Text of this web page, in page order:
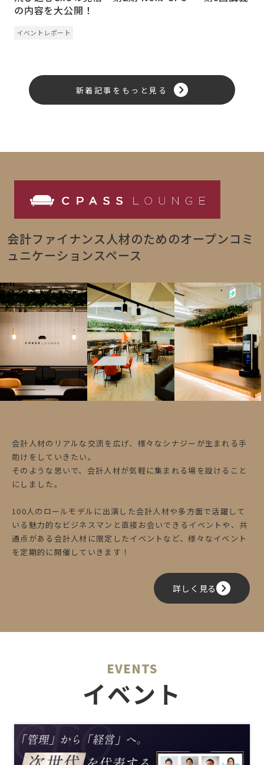
の内容を大公開！
イベントレポート
新着記事をもっと見る
会計ファイナンス人材のためのオープンコミ
ュニケーションスペース
会計人材のリアルな交流を広げ、様々なシナジーが生まれる手
助けをしていきたい。
そのような思いで、会計人材が気軽に集まれる場を設けること
にしました。
100人のロールモデルに出演した会計人材や多方面で活躍して
いる魅力的なビジネスマンと直接お会いできるイベントや、共
通点がある会計人材に限定したイベントなど、様々なイベント
を定期的に開催していきます！
詳しく見る
EVENTS
イベント